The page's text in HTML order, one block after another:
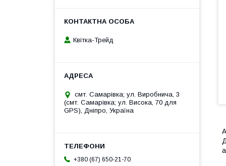
Квітка-Трейд
смт. Самарівка; ул. Виробнича, 3
(смт. Самарівка; ул. Висока, 70 для
GPS), Дніпро, Україна
+380 (67) 650-21-70